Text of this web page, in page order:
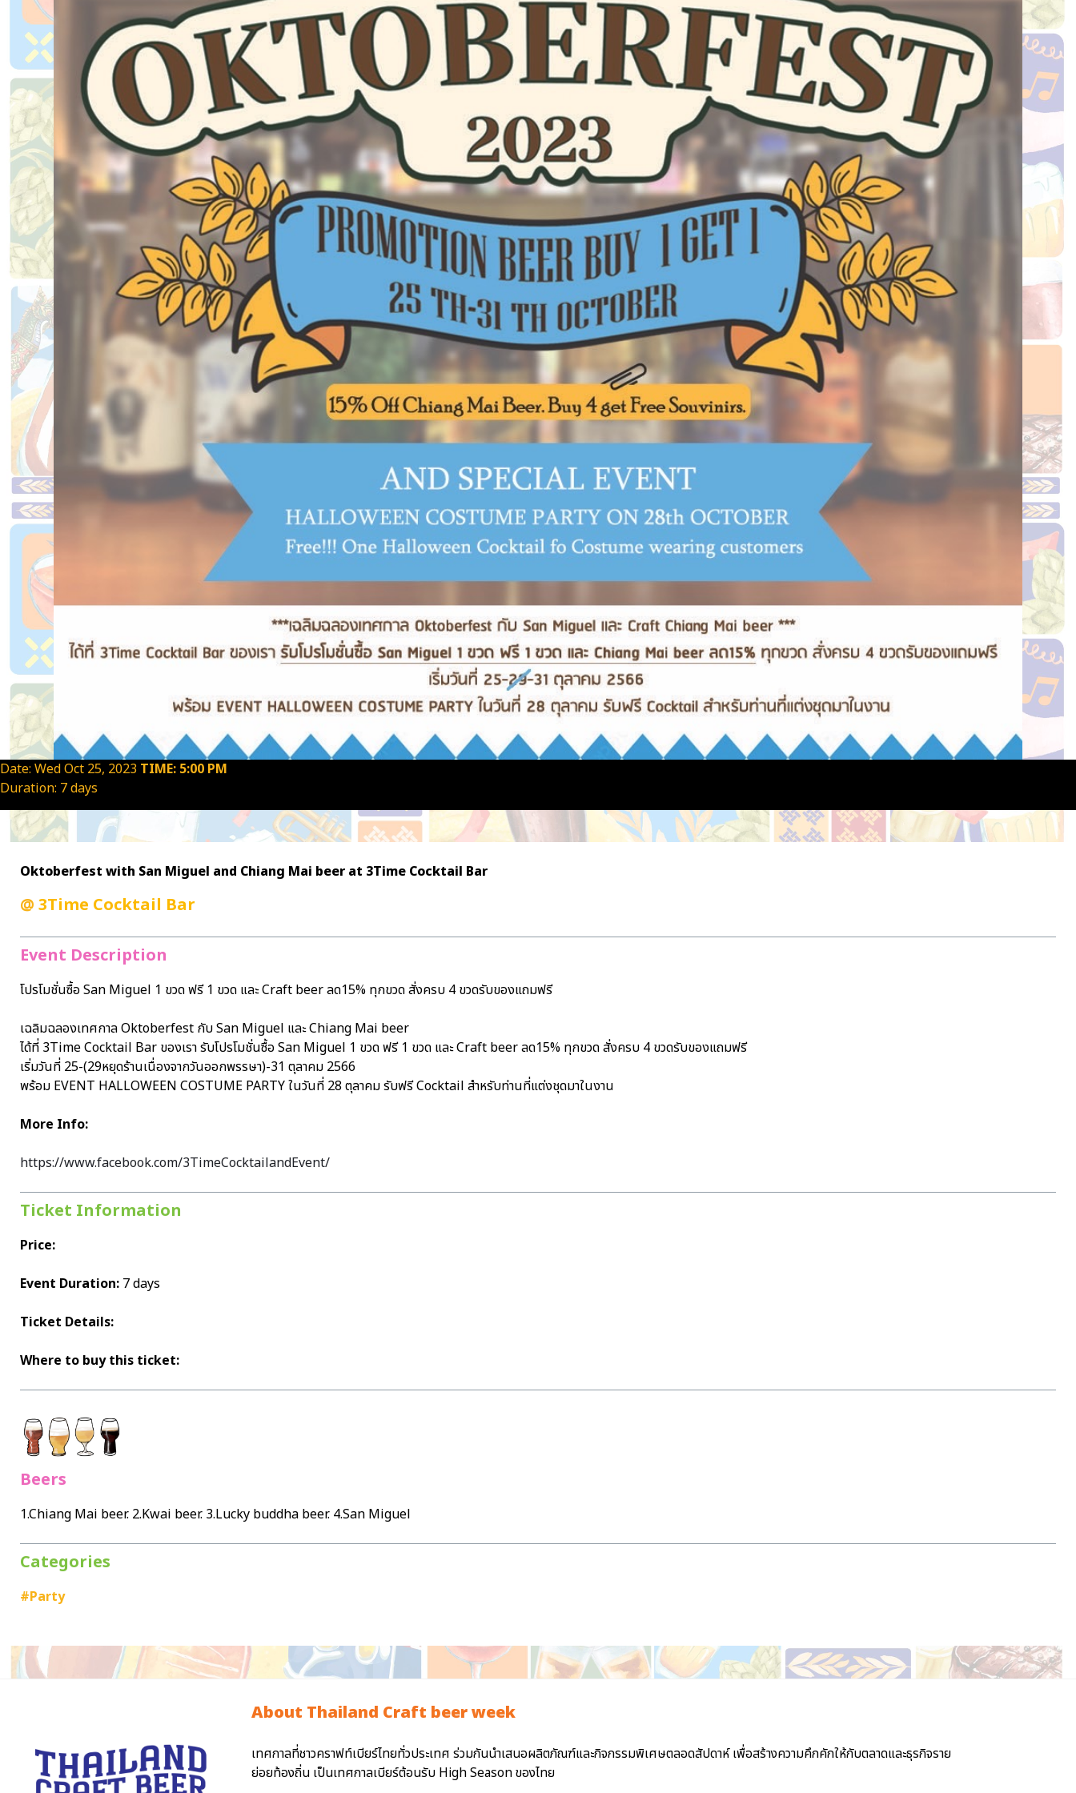
Date: Wed Oct 25, 2023 TIME: 5:00 PM
Duration: 7 days
Oktoberfest with San Miguel and Chiang Mai beer at 3Time Cocktail Bar
@ 3Time Cocktail Bar
Event Description
โปรโมชั่นซื้อ San Miguel 1 ขวด ฟรี 1 ขวด และ Craft beer ลด15% ทุกขวด สั่งครบ 4 ขวดรับของแถมฟรี
เฉลิมฉลองเทศกาล Oktoberfest กับ San Miguel และ Chiang Mai beer
ได้ที่ 3Time Cocktail Bar ของเรา รับโปรโมชั่นซื้อ San Miguel 1 ขวด ฟรี 1 ขวด และ Craft beer ลด15% ทุกขวด สั่งครบ 4 ขวดรับของแถมฟรี
เริ่มวันที่ 25-(29หยุดร้านเนื่องจากวันออกพรรษา)-31 ตุลาคม 2566
พร้อม EVENT HALLOWEEN COSTUME PARTY ในวันที่ 28 ตุลาคม รับฟรี Cocktail สำหรับท่านที่แต่งชุดมาในงาน
More Info:
https://www.facebook.com/3TimeCocktailandEvent/
Ticket Information
Price:
Event Duration: 7 days
Ticket Details:
Where to buy this ticket:
Beers
1.Chiang Mai beer. 2.Kwai beer. 3.Lucky buddha beer. 4.San Miguel
Categories
#Party
About Thailand Craft beer week
เทศกาลที่ชาวคราฟท์เบียร์ไทยทั่วประเทศ ร่วมกันนำเสนอผลิตภัณฑ์และกิจกรรมพิเศษตลอดสัปดาห์ เพื่อสร้างความคึกคักให้กับตลาดและธุรกิจราย
ย่อยท้องถิ่น เป็นเทศกาลเบียร์ต้อนรับ High Season ของไทย